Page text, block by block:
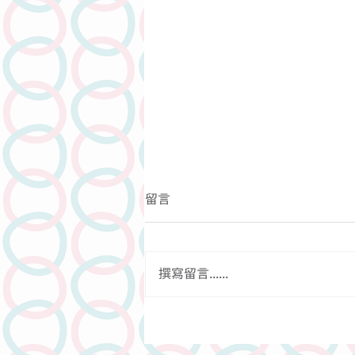
留言
撰寫留言......